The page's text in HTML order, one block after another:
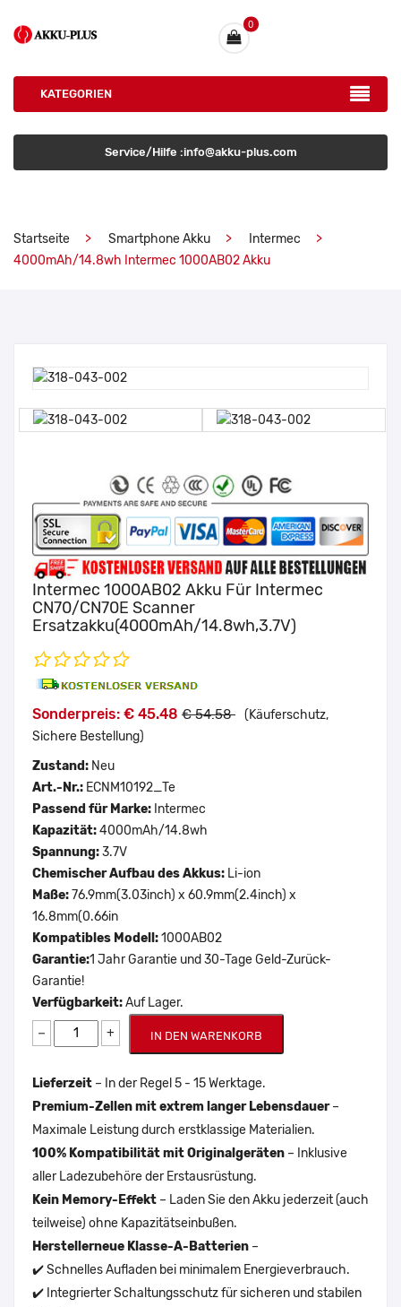
0
KATEGORIEN
Service/Hilfe :info@akku-plus.com
Startseite Smartphone Akku
Intermec
4000mAh/14.8wh Intermec 1000AB02 Akku
Intermec 1000AB02 Akku Für Intermec
CN70/CN70E Scanner
Ersatzakku(4000mAh/14.8wh,3.7V)
Sonderpreis: € 45.48 € 54.58 (Käuferschutz,
Sichere Bestellung)
Zustand: Neu
Art.-Nr.: ECNM10192_Te
Passend für Marke: Intermec
Kapazität:4000mAh/14.8wh
Spannung:3.7V
Chemischer Aufbau des Akkus: Li-ion
Maße:76.9mm(3.03inch) x 60.9mm(2.4inch) x
16.8mm(0.66in
Kompatibles Modell:1000AB02
Garantie:1 Jahr Garantie und 30-Tage Geld-Zurück-
Garantie!
Verfügbarkeit:Auf Lager.
− + IN DEN WARENKORB
Lieferzeit – In der Regel 5 - 15 Werktage.
Premium-Zellen mit extrem langer Lebensdauer–
Maximale Leistung durch erstklassige Materialien.
100% Kompatibilität mit Originalgeräten – Inklusive
aller Ladezubehöre der Erstausrüstung.
Kein Memory-Effekt – Laden Sie den Akku jederzeit (auch
teilweise) ohne Kapazitätseinbußen.
Herstellerneue Klasse-A-Batterien –
✔️ Schnelles Aufladen bei minimalem Energieverbrauch.
✔️ Integrierter Schaltungsschutz für sicheren und stabilen